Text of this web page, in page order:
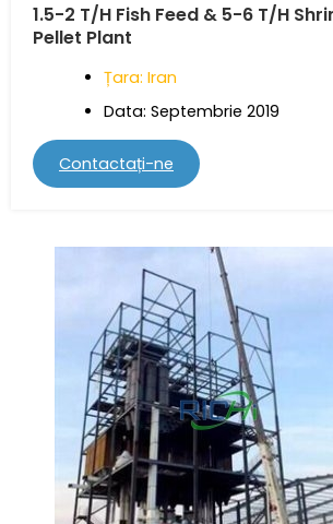
1.5-2 T/H Fish Feed & 5-6 T/H
Pellet Plant
Țara: Iran
Data: Septembrie 2019
Contactați-ne